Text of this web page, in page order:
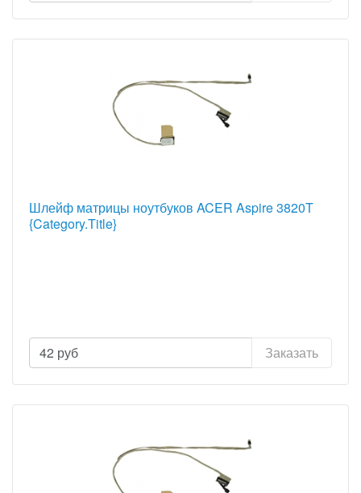
Шлейф матрицы ноутбуков ACER Aspire 3820T
{Category.Title}
42 руб Заказать